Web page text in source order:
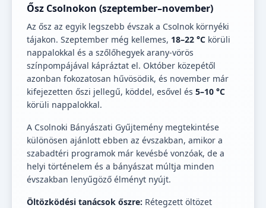
Ősz Csolnokon (szeptember–november)
Az ősz az egyik legszebb évszak a Csolnok környéki
tájakon. Szeptember még kellemes, 18–22 °C körüli
nappalokkal és a szőlőhegyek arany-vörös
színpompájával kápráztat el. Október közepétől
azonban fokozatosan hűvösödik, és november már
kifejezetten őszi jellegű, köddel, esővel és 5–10 °C
körüli nappalokkal.
A Csolnoki Bányászati Gyűjtemény megtekintése
különösen ajánlott ebben az évszakban, amikor a
szabadtéri programok már kevésbé vonzóak, de a
helyi történelem és a bányászat múltja minden
évszakban lenyűgöző élményt nyújt.
Öltözködési tanácsok őszre: Rétegzett öltözet